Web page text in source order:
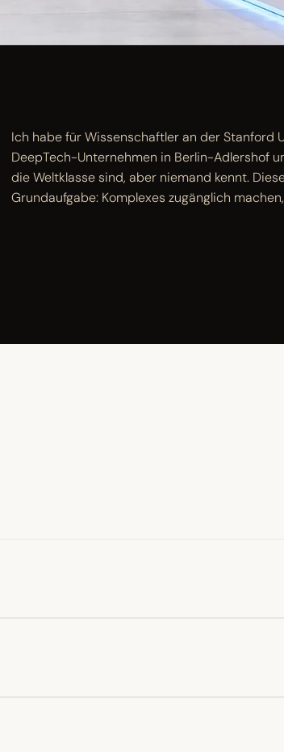
Ich habe für Wissenschaftler an der Stanford
DeepTech-Unternehmen in Berlin-Adlershof
die Weltklasse sind, aber niemand kennt.
Grundaufgabe: Komplexes zugänglich